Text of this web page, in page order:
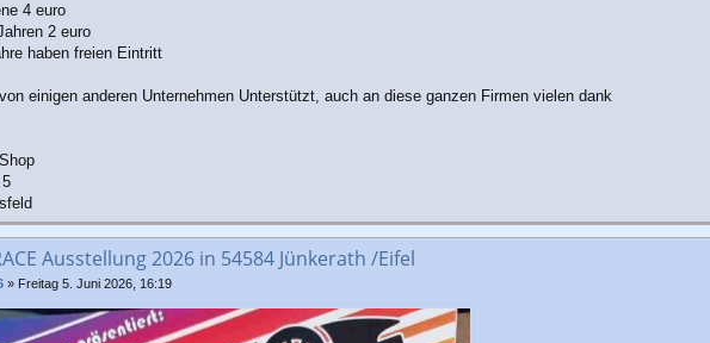
4 euro
2 euro
haben freien Eintritt
einigen anderen Unternehmen Unterstützt, auch an diese ganzen Firmen vielen dank
Ausstellung 2026 in 54584 Jünkerath /Eifel
» Freitag 5. Juni 2026, 16:19